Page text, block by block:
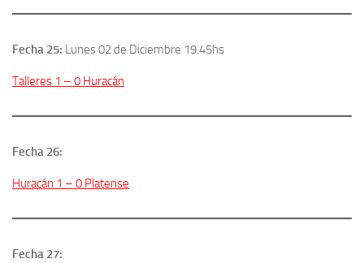
Fecha 25: Lunes 02 de Diciembre 19.45hs
Talleres 1 – 0 Huracán
Fecha 26:
Huracán 1 – 0 Platense
Fecha 27: